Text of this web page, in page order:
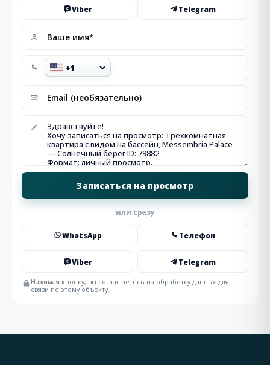
Viber Telegram
или сразу
WhatsApp Телефон
Viber Telegram
Нажимая кнопку, вы соглашаетесь на обработку данных для
связи по этому объекту.